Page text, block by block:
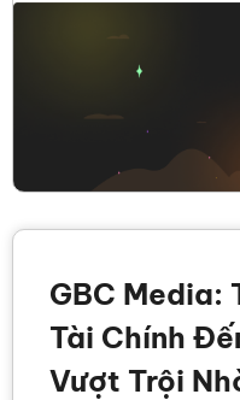
GBC Media:
Tài Chính
Vượt Trội